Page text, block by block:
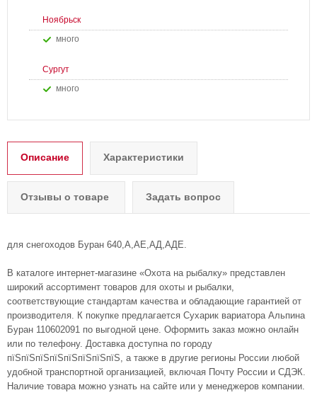
Ноябрьск
Много
Сургут
Много
Описание Характеристики
Отзывы о товаре Задать вопрос
для снегоходов Буран 640,А,АЕ,АД,АДЕ.
В каталоге интернет-магазине «Охота на рыбалку» представлен
широкий ассортимент товаров для охоты и рыбалки,
соответствующие стандартам качества и обладающие гарантией от
производителя. К покупке предлагается Сухарик вариатора Альпина
Буран 110602091 по выгодной цене. Оформить заказ можно онлайн
или по телефону. Доставка доступна по городу
пїЅпїЅпїЅпїЅпїЅпїЅпїЅпїЅ, а также в другие регионы России любой
удобной транспортной организацией, включая Почту России и СДЭК.
Наличие товара можно узнать на сайте или у менеджеров компании.